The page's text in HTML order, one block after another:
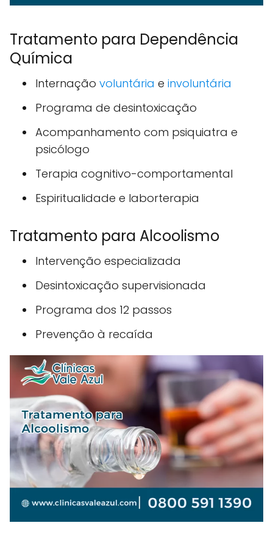
Tratamento para Dependência
Química
Internação voluntária e involuntária
Programa de desintoxicação
Acompanhamento com psiquiatra e
psicólogo
Terapia cognitivo-comportamental
Espiritualidade e laborterapia
Tratamento para Alcoolismo
Intervenção especializada
Desintoxicação supervisionada
Programa dos 12 passos
Prevenção à recaída